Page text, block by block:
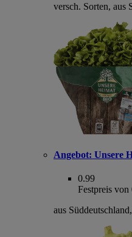
versch. Sorten, aus
Angebot: Unsere
0.99
Festpreis von
aus